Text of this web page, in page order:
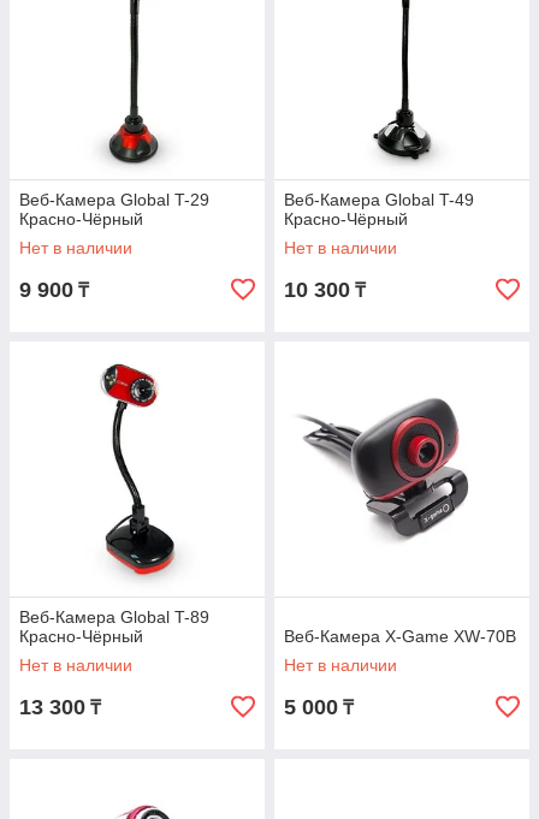
Веб-Камера Global T-29
Красно-Чёрный
Нет в наличии
9 900 ₸
Веб-Камера Global T-49
Красно-Чёрный
Нет в наличии
10 300 ₸
Веб-Камера Global T-89
Красно-Чёрный
Нет в наличии
13 300 ₸
Веб-Камера X-Game XW-70B
Нет в наличии
5 000 ₸